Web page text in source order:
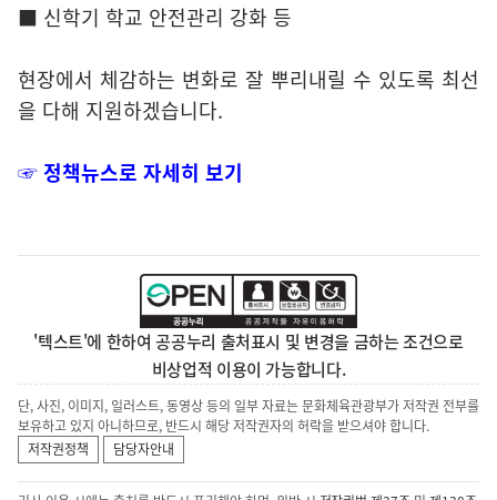
■ 신학기 학교 안전관리 강화 등
현장에서 체감하는 변화로 잘 뿌리내릴 수 있도록 최선
을 다해 지원하겠습니다.
☞ 정책뉴스로 자세히 보기
'텍스트'에 한하여 공공누리 출처표시 및 변경을 금하는 조건으로
비상업적 이용이 가능합니다.
단, 사진, 이미지, 일러스트, 동영상 등의 일부 자료는 문화체육관광부가 저작권 전부를
보유하고 있지 아니하므로, 반드시 해당 저작권자의 허락을 받으셔야 합니다.
저작권정책
담당자안내